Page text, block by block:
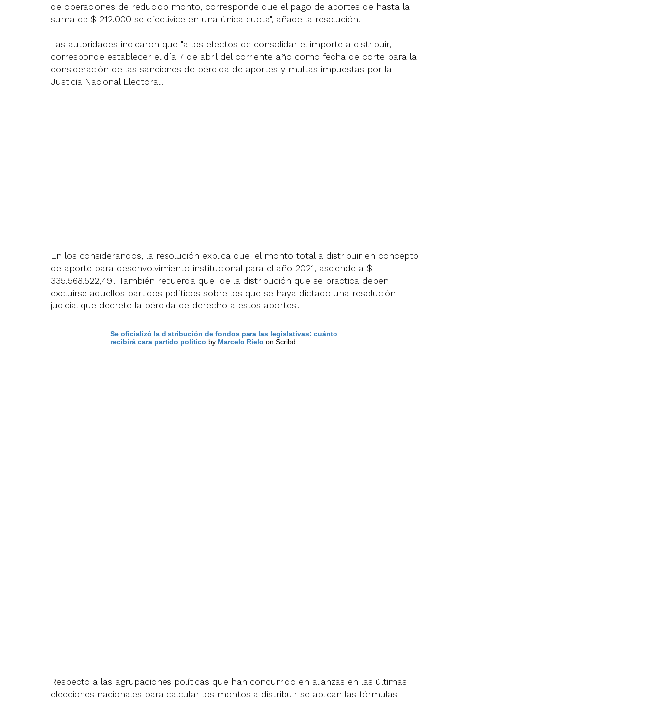
de operaciones de reducido monto, corresponde que el pago de aportes de hasta la
suma de $ 212.000 se efectivice en una única cuota", añade la resolución.
Las autoridades indicaron que "a los efectos de consolidar el importe a distribuir,
corresponde establecer el día 7 de abril del corriente año como fecha de corte para la
consideración de las sanciones de pérdida de aportes y multas impuestas por la
Justicia Nacional Electoral".
En los considerandos, la resolución explica que "el monto total a distribuir en concepto
de aporte para desenvolvimiento institucional para el año 2021, asciende a $
335.568.522,49". También recuerda que "de la distribución que se practica deben
excluirse aquellos partidos políticos sobre los que se haya dictado una resolución
judicial que decrete la pérdida de derecho a estos aportes".
Se oficializó la distribución de fondos para las legislativas: cuánto
recibirá cara partido político by Marcelo Rielo on Scribd
Respecto a las agrupaciones políticas que han concurrido en alianzas en las últimas
elecciones nacionales para calcular los montos a distribuir se aplican las fórmulas